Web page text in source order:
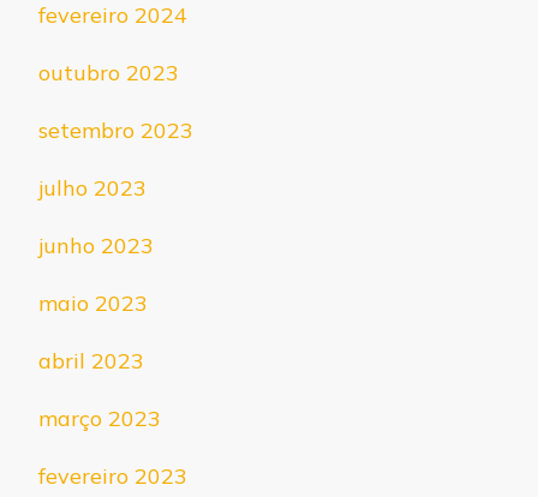
fevereiro 2024
outubro 2023
setembro 2023
julho 2023
junho 2023
maio 2023
abril 2023
março 2023
fevereiro 2023